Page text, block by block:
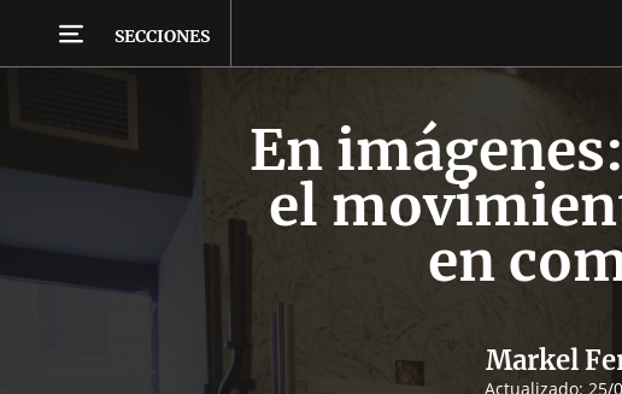
SECCIONES
En
el
en
Markel
Actualizado: 25/